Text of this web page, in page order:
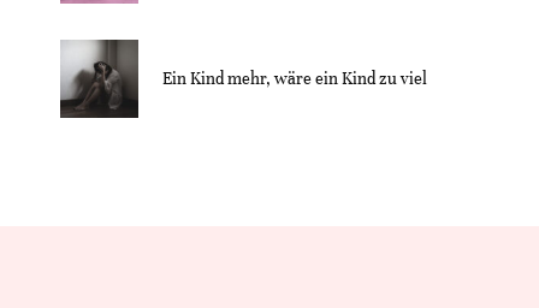
Ein Kind mehr, wäre ein Kind zu viel